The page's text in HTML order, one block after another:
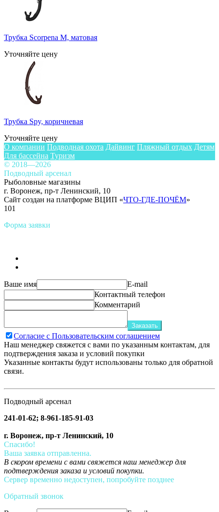
Трубка Scorpena M, матовая
Уточняйте цену
Трубка Spy, коричневая
Уточняйте цену
О компании Подводная охота Дайвинг Пляжный отдых Детям
Для бассейна Туризм
© 2018—2026
Подводный арсенал
Рыболовные магазины
г. Воронеж, пр-т Ленинский, 10
Сайт создан на платформе ВЦИП «ЧТО-ГДЕ-ПОЧЁМ»
101
Форма заявки
Ваше имя
E-mail
Контактный телефон
Комментарий
Заказать
Согласие с Пользовательским соглашением
Наш менеджер свяжется с вами по указанным контактам, для
подтверждения заказа и условий покупки
Указанные контакты будут использованы только для обратной
связи.
Подводный арсенал
241-01-62; 8-961-185-91-03
г. Воронеж, пр-т Ленинский, 10
Спасибо!
Ваша заявка отправленна.
В скором времени с вами свяжется наш менеджер для
подтверждения заказа и условий покупки.
Сервер временно недоступен, попробуйте позднее
Обратный звонок